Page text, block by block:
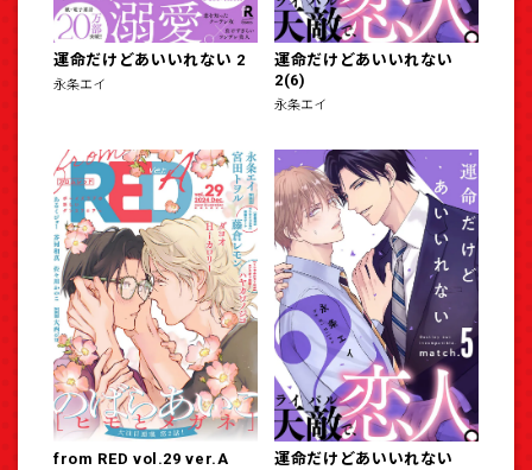
運命だけどあいいれない 2
永条エイ
運命だけどあいいれない
2(6)
永条エイ
from RED vol.29 ver.A
運命だけどあいいれない